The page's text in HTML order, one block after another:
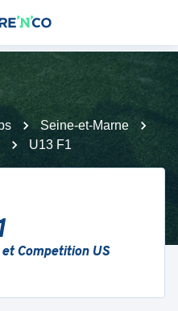
Seine-et-Marne
U13 F1
Competition US